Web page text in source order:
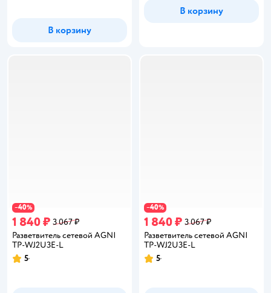
В корзину
В корзину
−40%
1 840 ₽ 3 067 ₽
Разветвитель сетевой AGNI
TP-WJ2U3E-L
Рейтинг:
5
−40%
1 840 ₽ 3 067 ₽
Разветвитель сетевой AGNI
TP-WJ2U3E-L
Рейтинг:
5